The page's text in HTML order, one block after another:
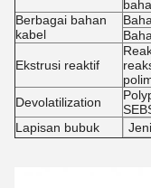
Berbagai bahan
kabel
Ekstrusi reaktif
Devolatilization
Lapisan bubuk